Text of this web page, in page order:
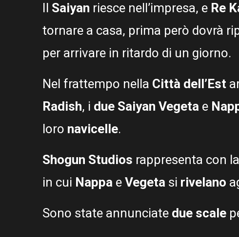
Il Saiyan riesce nell’impresa, e Re
tornare a casa, prima però dovrà
per arrivare in ritardo di un giorno.
Nel frattempo nella Città dell’Est
Radish, i due Saiyan Vegeta e
loro navicelle.
Shogun Studios rappresenta con
in cui Nappa e Vegeta si rivelano
Sono state annunciate due scale